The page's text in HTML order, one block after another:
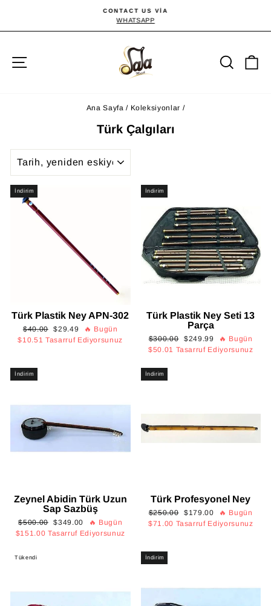
Slayt
CONTACT US VIA
WHATSAPP
Ara
Ana Sayfa / Koleksiyonlar /
Türk Çalgıları
İndirim
Türk Plastik Ney APN-302
Normal
fiyat
$40.00 İndirimli
fiyat
$29.49
🔥 Bugün
$10.51 Tasarruf Ediyorsunuz
İndirim
Türk Plastik Ney Seti 13
Parça
Normal
fiyat
$300.00
İndirimli
fiyat
$249.99
🔥 Bugün
$50.01 Tasarruf Ediyorsunuz
İndirim
Zeynel Abidin Türk Uzun
Sap Sazbüş
Normal
fiyat
$500.00 İndirimli
fiyat
$349.00
🔥 Bugün
$151.00 Tasarruf Ediyorsunuz
İndirim
Türk Profesyonel Ney
Normal
fiyat
$250.00
İndirimli
fiyat
$179.00
🔥 Bugün
$71.00 Tasarruf Ediyorsunuz
Tükendi İndirim